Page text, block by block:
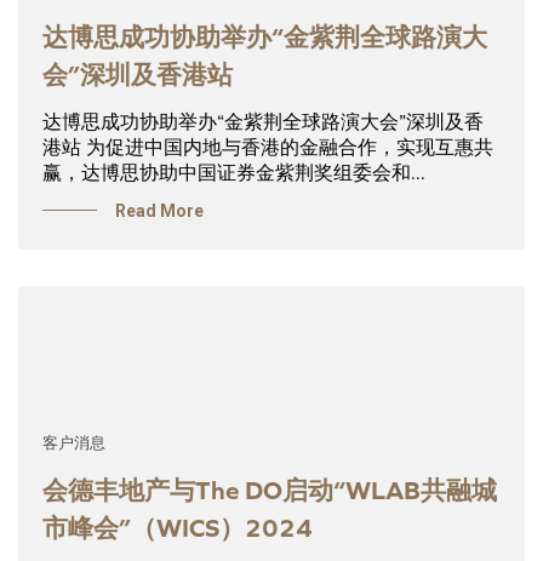
达博思成功协助举办“金紫荆全球路演大
会”深圳及香港站
达博思成功协助举办“金紫荆全球路演大会”深圳及香
港站 为促进中国内地与香港的金融合作，实现互惠共
赢，达博思协助中国证券金紫荆奖组委会和...
Read More
客户消息
会德丰地产与The DO启动“WLAB共融城
市峰会”（WICS）2024